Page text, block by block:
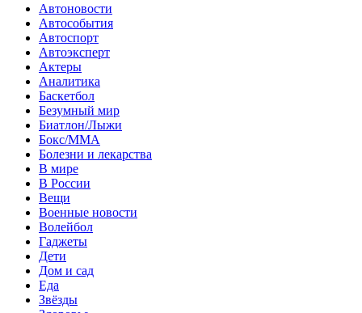
Автоновости
Автособытия
Автоспорт
Автоэксперт
Актеры
Аналитика
Баскетбол
Безумный мир
Биатлон/Лыжи
Бокс/MMA
Болезни и лекарства
В мире
В России
Вещи
Военные новости
Волейбол
Гаджеты
Дети
Дом и сад
Еда
Звёзды